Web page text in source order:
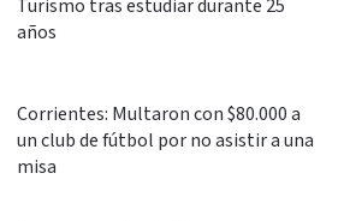
Turismo tras estudiar durante 25
años
Corrientes: Multaron con $80.000 a
un club de fútbol por no asistir a una
misa